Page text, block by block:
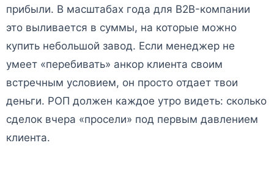
прибыли. В масштабах года для B2B-компании
это выливается в суммы, на которые можно
купить небольшой завод. Если менеджер не
умеет «перебивать» анкор клиента своим
встречным условием, он просто отдает твои
деньги. РОП должен каждое утро видеть: сколько
сделок вчера «просели» под первым давлением
клиента.